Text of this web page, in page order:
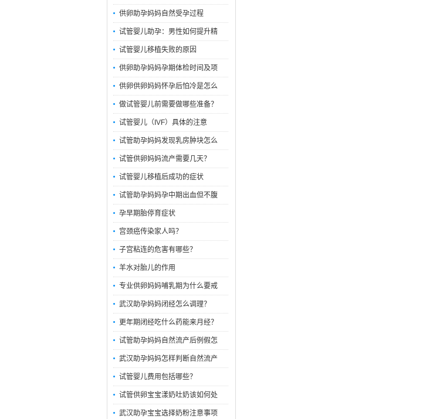
供卵助孕妈妈自然受孕过程
试管婴儿助孕：男性如何提升精
试管婴儿移植失败的原因
供卵助孕妈妈孕期体检时间及项
供卵供卵妈妈怀孕后怕冷是怎么
做试管婴儿前需要做哪些准备？
试管婴儿（IVF）具体的注意
试管助孕妈妈发现乳房肿块怎么
试管供卵妈妈流产需要几天？
试管婴儿移植后成功的症状
试管助孕妈妈孕中期出血但不腹
孕早期胎停育症状
宫颈癌传染家人吗？
子宫粘连的危害有哪些？
羊水对胎儿的作用
专业供卵妈妈哺乳期为什么要戒
武汉助孕妈妈闭经怎么调理？
更年期闭经吃什么药能来月经？
试管助孕妈妈自然流产后例假怎
武汉助孕妈妈怎样判断自然流产
试管婴儿费用包括哪些？
试管供卵宝宝漾奶吐奶该如何处
武汉助孕宝宝选择奶粉注意事项